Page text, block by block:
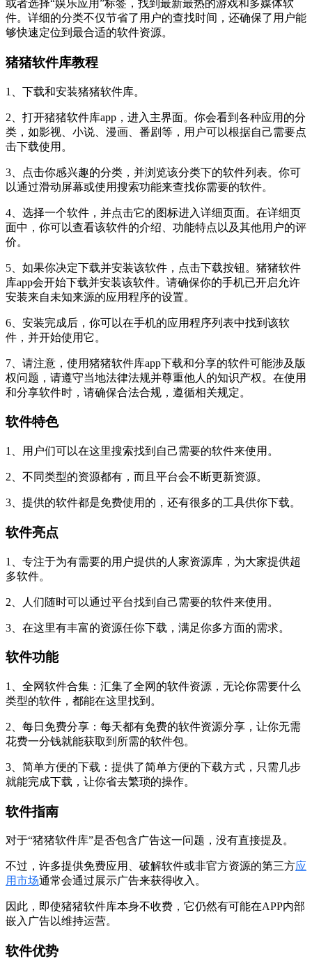
或者选择“娱乐应用”标签，找到最新最热的游戏和多媒体软
件。详细的分类不仅节省了用户的查找时间，还确保了用户能
够快速定位到最合适的软件资源。
猪猪软件库教程
1、下载和安装猪猪软件库。
2、打开猪猪软件库app，进入主界面。你会看到各种应用的分
类，如影视、小说、漫画、番剧等，用户可以根据自己需要点
击下载使用。
3、点击你感兴趣的分类，并浏览该分类下的软件列表。你可
以通过滑动屏幕或使用搜索功能来查找你需要的软件。
4、选择一个软件，并点击它的图标进入详细页面。在详细页
面中，你可以查看该软件的介绍、功能特点以及其他用户的评
价。
5、如果你决定下载并安装该软件，点击下载按钮。猪猪软件
库app会开始下载并安装该软件。请确保你的手机已开启允许
安装来自未知来源的应用程序的设置。
6、安装完成后，你可以在手机的应用程序列表中找到该软
件，并开始使用它。
7、请注意，使用猪猪软件库app下载和分享的软件可能涉及版
权问题，请遵守当地法律法规并尊重他人的知识产权。在使用
和分享软件时，请确保合法合规，遵循相关规定。
软件特色
1、用户们可以在这里搜索找到自己需要的软件来使用。
2、不同类型的资源都有，而且平台会不断更新资源。
3、提供的软件都是免费使用的，还有很多的工具供你下载。
软件亮点
1、专注于为有需要的用户提供的人家资源库，为大家提供超
多软件。
2、人们随时可以通过平台找到自己需要的软件来使用。
3、在这里有丰富的资源任你下载，满足你多方面的需求。
软件功能
1、全网软件合集：汇集了全网的软件资源，无论你需要什么
类型的软件，都能在这里找到。
2、每日免费分享：每天都有免费的软件资源分享，让你无需
花费一分钱就能获取到所需的软件包。
3、简单方便的下载：提供了简单方便的下载方式，只需几步
就能完成下载，让你省去繁琐的操作。
软件指南
对于“猪猪软件库”是否包含广告这一问题，没有直接提及。
不过，许多提供免费应用、破解软件或非官方资源的第三方应
用市场通常会通过展示广告来获得收入。
因此，即使猪猪软件库本身不收费，它仍然有可能在APP内部
嵌入广告以维持运营。
软件优势